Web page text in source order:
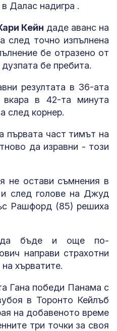
Далас надигра .
Кейн даде аванс на
след точно изпълнена
бе отразено от
бе пребита.
резултата в 36-ата
в 42-та минута
след корнер.
първата част тимът на
да изравни - този
не остави съмнения в
и след голове на Джуд
Рашфорд (85) решиха
да бъде и още по-
направи страхотни
хърватите.
Гана победи Панама с
в Торонто Кейлъб
на добавеното време
три точки за своя